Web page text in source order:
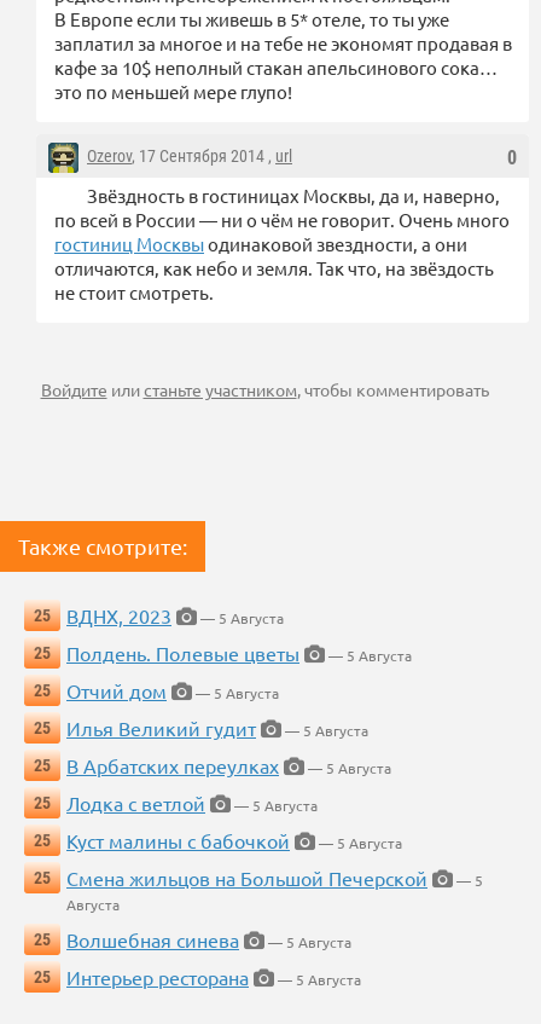
В Европе если ты живешь в 5* отеле, то ты уже
заплатил за многое и на тебе не экономят продавая в
кафе за 10$ неполный стакан апельсинового сока…
это по меньшей мере глупо!
0
Ozerov, 17 Сентября 2014 , url
Звёздность в гостиницах Москвы, да и, наверно,
по всей в России — ни о чём не говорит. Очень много
гостиниц Москвыодинаковой звездности, а они
отличаются, как небо и земля. Так что, на звёздость
не стоит смотреть.
Войдите илистаньте участником, чтобы комментировать
Также смотрите:
25 ВДНХ, 2023
— 5 Августа
25
Полдень. Полевые цветы
— 5 Августа
25
Отчий дом
— 5 Августа
25
Илья Великий гудит
— 5 Августа
25
В Арбатских переулках
— 5 Августа
25
Лодка с ветлой
— 5 Августа
25
Куст малины с бабочкой
— 5 Августа
25
Смена жильцов на Большой Печерской
— 5
Августа
25
Волшебная синева
— 5 Августа
25
Интерьер ресторана — 5 Августа